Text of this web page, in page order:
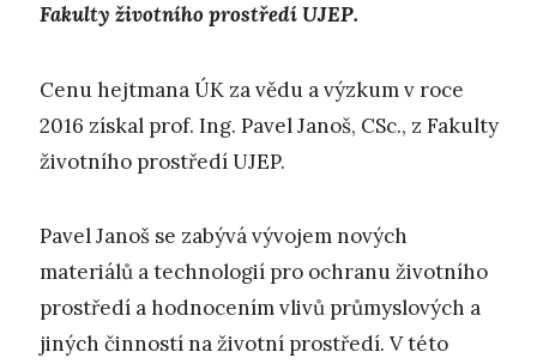
Fakulty životního prostředí UJEP.
Cenu hejtmana ÚK za vědu a výzkum v roce
2016 získal prof. Ing. Pavel Janoš, CSc., z Fakulty
životního prostředí UJEP.
Pavel Janoš se zabývá vývojem nových
materiálů a technologií pro ochranu životního
prostředí a hodnocením vlivů průmyslových a
jiných činností na životní prostředí. V této